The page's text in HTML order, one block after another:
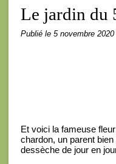
Le jardin du
Publié le 5 novembre 2020
Et voici la fameuse
chardon, un parent bien
dessèche de jour en